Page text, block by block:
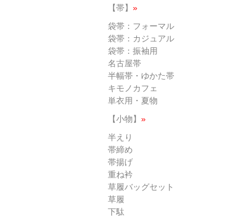
【帯】 »
袋帯：フォーマル
袋帯：カジュアル
袋帯：振袖用
名古屋帯
半幅帯・ゆかた帯
キモノカフェ
単衣用・夏物
【小物】 »
半えり
帯締め
帯揚げ
重ね衿
草履バッグセット
草履
下駄